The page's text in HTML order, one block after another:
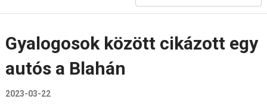
Gyalogosok között cikázott egy
autós a Blahán
2023-03-22